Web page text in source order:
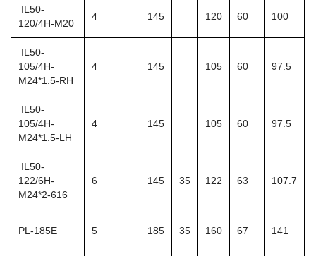
IL50-
120/4H-M20
4 145 120 60 100
IL50-
105/4H-
M24*1.5-RH
4 145 105 60 97.5
IL50-
105/4H-
M24*1.5-LH
4 145 105 60 97.5
IL50-
122/6H-
M24*2-616
6 145 35 122 63 107.7
PL-185E 5 185 35 160 67 141